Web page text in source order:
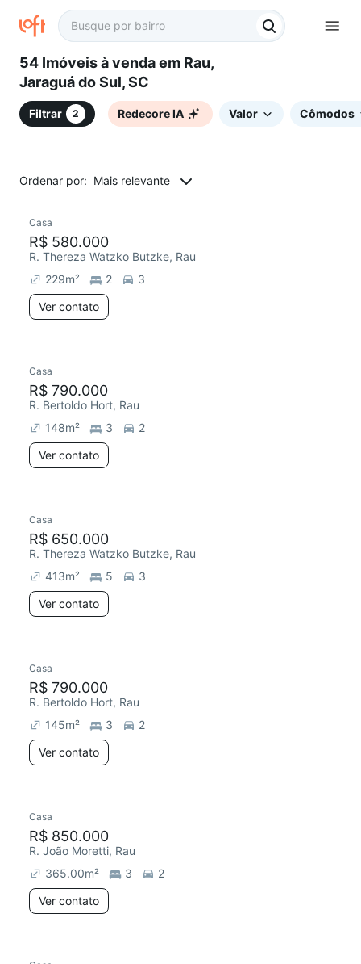
54 Imóveis à venda em Rau,
Jaraguá do Sul, SC
Filtrar 2 Redecore IA Valor Cômodos
Ordenar por: Mais relevante
Casa
R$ 580.000
R. Thereza Watzko Butzke, Rau
229m² 2
3
Ver contato
Casa
R$ 790.000
R. Bertoldo Hort, Rau
148m² 3
2
Ver contato
Casa
R$ 650.000
R. Thereza Watzko Butzke, Rau
413m² 5
3
Ver contato
Casa
R$ 790.000
R. Bertoldo Hort, Rau
145m² 3
2
Ver contato
Casa
R$ 850.000
R. João Moretti, Rau
365.00m² 3
2
Ver contato